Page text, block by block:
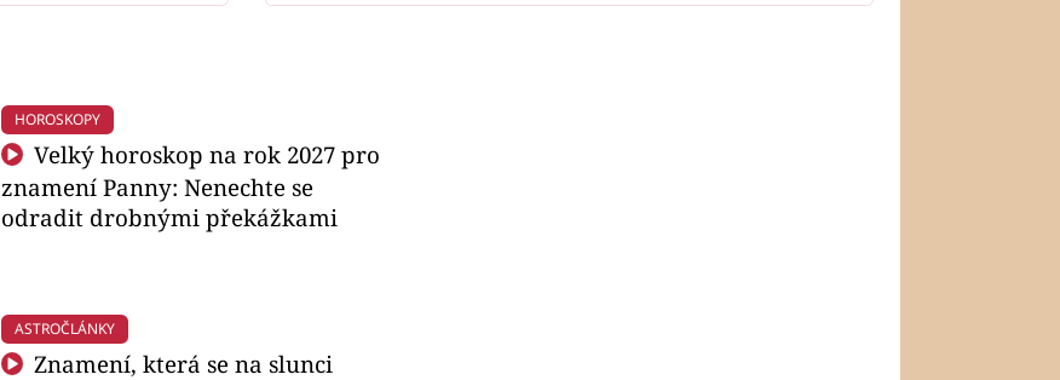
HOROSKOPY
Velký horoskop na rok 2027 pro
znamení Panny: Nenechte se
odradit drobnými překážkami
ASTROČLÁNKY
Znamení, která se na slunci